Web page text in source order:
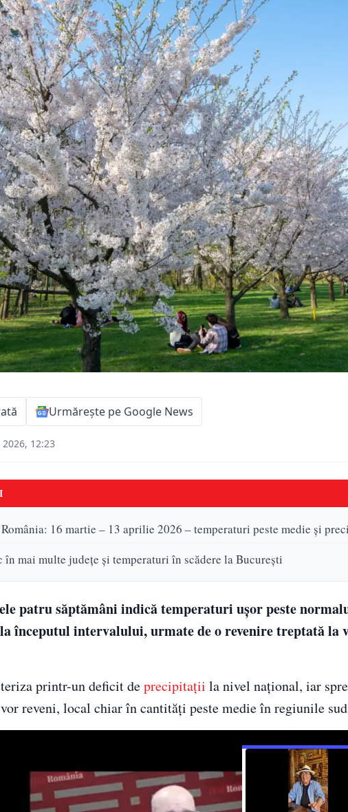
Urmărește pe Google News
12:23
România: 16 martie – 13 aprilie 2026 – temperaturi peste medie și
mai multe județe și temperaturi în scădere la București
patru săptămâni indică temperaturi ușor peste
începutul intervalului, urmate de o revenire treptată la
printr-un deficit deprecipitații la nivel național, iar
reveni, local chiar în cantități peste medie în regiunile